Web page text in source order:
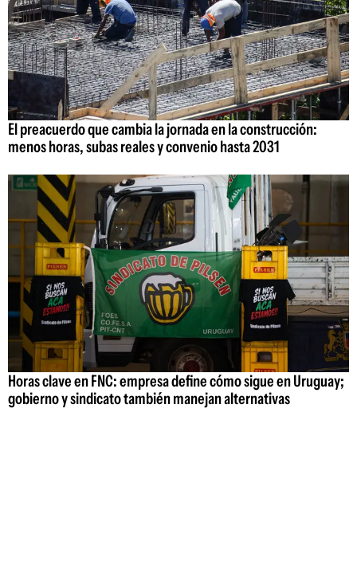
El preacuerdo que cambia la jornada en la construcción:
menos horas, subas reales y convenio hasta 2031
Horas clave en FNC: empresa define cómo sigue en Uruguay;
gobierno y sindicato también manejan alternativas